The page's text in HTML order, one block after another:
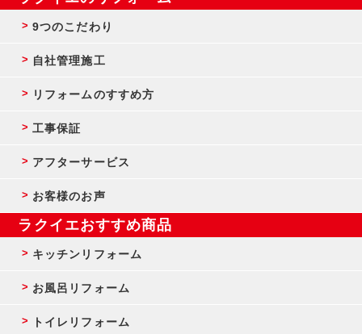
9つのこだわり
自社管理施工
リフォームのすすめ方
工事保証
アフターサービス
お客様のお声
ラクイエおすすめ商品
キッチンリフォーム
お風呂リフォーム
トイレリフォーム